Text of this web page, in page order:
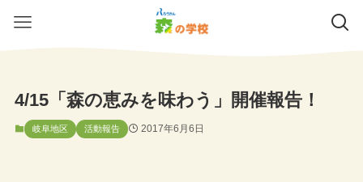
4/15「森の恵みを味わう」開催報告！
岐阜地区 活動報告 2017年6月6日